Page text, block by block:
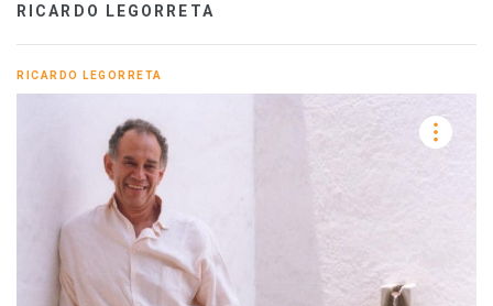
RICARDO LEGORRETA
RICARDO LEGORRETA